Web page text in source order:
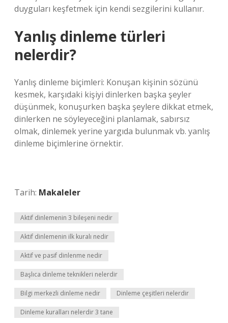
duyguları keşfetmek için kendi sezgilerini kullanır.
Yanlış dinleme türleri
nelerdir?
Yanlış dinleme biçimleri: Konuşan kişinin sözünü
kesmek, karşıdaki kişiyi dinlerken başka şeyler
düşünmek, konuşurken başka şeylere dikkat etmek,
dinlerken ne söyleyeceğini planlamak, sabırsız
olmak, dinlemek yerine yargıda bulunmak vb. yanlış
dinleme biçimlerine örnektir.
Tarih: Makaleler
Aktif dinlemenin 3 bileşeni nedir
Aktif dinlemenin ilk kuralı nedir
Aktif ve pasif dinlenme nedir
Başlıca dinleme teknikleri nelerdir
Bilgi merkezli dinleme nedir Dinleme çeşitleri nelerdir
Dinleme kuralları nelerdir 3 tane